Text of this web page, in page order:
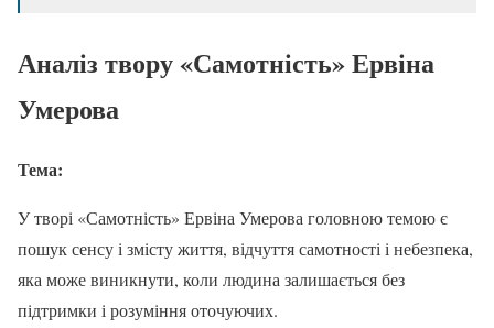
Аналіз твору «Самотність» Ервіна
Умерова
Тема:
У творі «Самотність» Ервіна Умерова головною темою є
пошук сенсу і змісту життя, відчуття самотності і небезпека,
яка може виникнути, коли людина залишається без
підтримки і розуміння оточуючих.